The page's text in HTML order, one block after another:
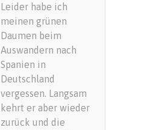
Leider habe ich
meinen grünen
Daumen beim
Auswandern nach
Spanien in
Deutschland
vergessen. Langsam
kehrt er aber wieder
zurück und die